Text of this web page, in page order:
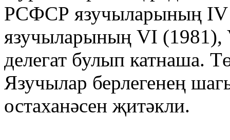
РСФСР язучыларының
язучыларының VI (1981),
делегат булып катнаша.
Язучылар берлегенең
остаханәсен җитәкли.